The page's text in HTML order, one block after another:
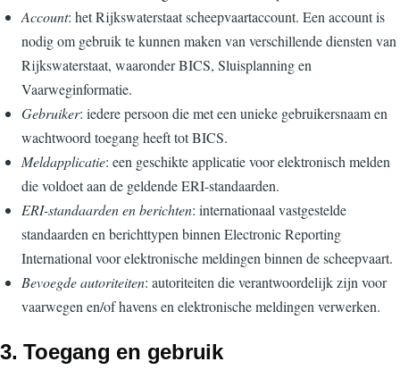
Account: het Rijkswaterstaat scheepvaartaccount. Een account is
nodig om gebruik te kunnen maken van verschillende diensten van
Rijkswaterstaat, waaronder BICS, Sluisplanning en
Vaarweginformatie.
Gebruiker: iedere persoon die met een unieke gebruikersnaam en
wachtwoord toegang heeft tot BICS.
Meldapplicatie: een geschikte applicatie voor elektronisch melden
die voldoet aan de geldende ERI-standaarden.
ERI-standaarden en berichten: internationaal vastgestelde
standaarden en berichttypen binnen Electronic Reporting
International voor elektronische meldingen binnen de scheepvaart.
Bevoegde autoriteiten: autoriteiten die verantwoordelijk zijn voor
vaarwegen en/of havens en elektronische meldingen verwerken.
3. Toegang en gebruik